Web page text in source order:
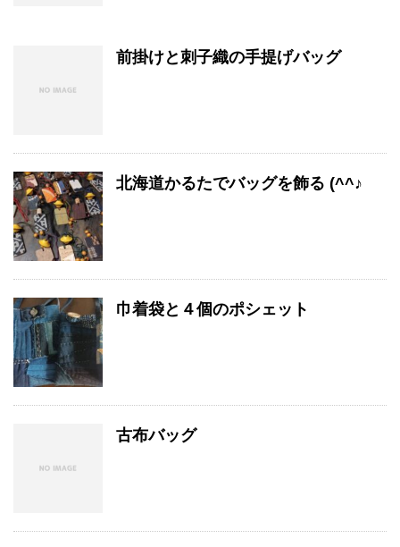
前掛けと刺子織の手提げバッグ
北海道かるたでバッグを飾る (^^♪
巾着袋と４個のポシェット
古布バッグ